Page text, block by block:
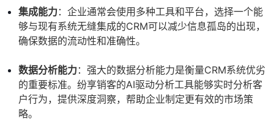
集成能力：企业通常会使用多种工具和平台，选择一个能
够与现有系统无缝集成的CRM可以减少信息孤岛的出现，
确保数据的流动性和准确性。
数据分析能力：强大的数据分析能力是衡量CRM系统优劣
的重要标准。纷享销客的AI驱动分析工具能够实时分析客
户行为，提供深度洞察，帮助企业制定更有效的市场策
略。